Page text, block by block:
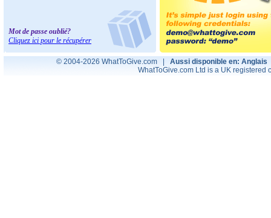
Mot de passe oublié?
Cliquez ici pour le récupérer
© 2004-2026 WhatToGive.com | Aussi disponible en: Anglais
WhatToGive.com Ltd is a UK registered